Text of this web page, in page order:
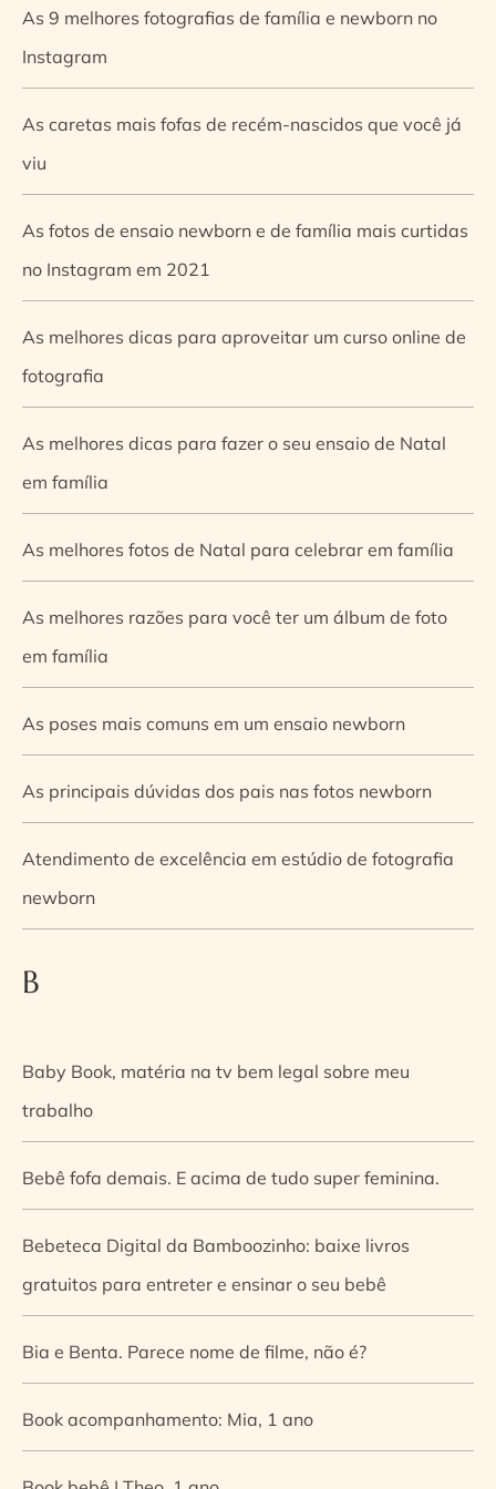
As 9 melhores fotografias de família e newborn no
Instagram
As caretas mais fofas de recém-nascidos que você já
viu
As fotos de ensaio newborn e de família mais curtidas
no Instagram em 2021
As melhores dicas para aproveitar um curso online de
fotografia
As melhores dicas para fazer o seu ensaio de Natal
em família
As melhores fotos de Natal para celebrar em família
As melhores razões para você ter um álbum de foto
em família
As poses mais comuns em um ensaio newborn
As principais dúvidas dos pais nas fotos newborn
Atendimento de excelência em estúdio de fotografia
newborn
B
Baby Book, matéria na tv bem legal sobre meu
trabalho
Bebê fofa demais. E acima de tudo super feminina.
Bebeteca Digital da Bamboozinho: baixe livros
gratuitos para entreter e ensinar o seu bebê
Bia e Benta. Parece nome de filme, não é?
Book acompanhamento: Mia, 1 ano